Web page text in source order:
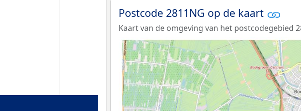
Postcode 2811NG op de kaart
Kaart van de omgeving van het postcodegebied